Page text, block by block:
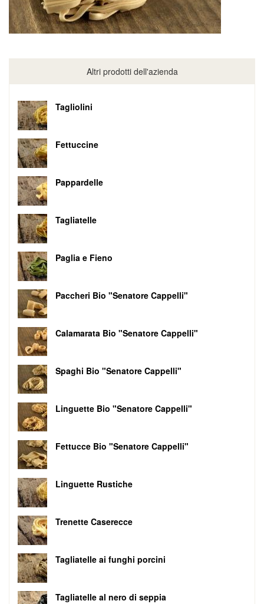
Altri prodotti dell'azienda
Tagliolini
Fettuccine
Pappardelle
Tagliatelle
Paglia e Fieno
Paccheri Bio "Senatore Cappelli"
Calamarata Bio "Senatore Cappelli"
Spaghi Bio "Senatore Cappelli"
Linguette Bio "Senatore Cappelli"
Fettucce Bio "Senatore Cappelli"
Linguette Rustiche
Trenette Caserecce
Tagliatelle ai funghi porcini
Tagliatelle al nero di seppia